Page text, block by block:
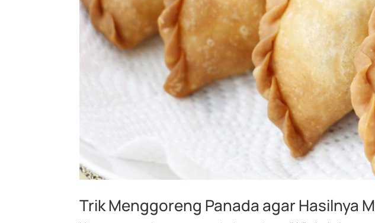
Trik Menggoreng Panada agar Hasilnya